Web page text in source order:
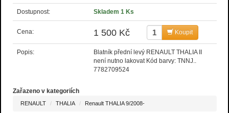
Dostupnost: Skladem 1 Ks
Cena: 1 500 Kč Koupit
Popis:
Blatník přední levý RENAULT THALIA II
není nutno lakovat Kód barvy: TNNJ..
7782709524
Zařazeno v kategoriích
RENAULT THALIA Renault THALIA 9/2008-